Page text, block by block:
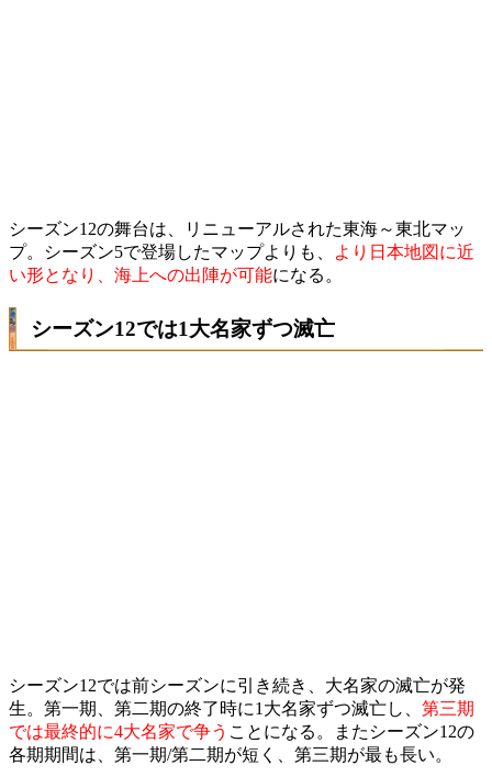
シーズン12の舞台は、リニューアルされた東海～東北マッ
プ。シーズン5で登場したマップよりも、
より日本地図に近
い形となり、海上への出陣が可能になる。
シーズン12では1大名家ずつ滅亡
シーズン12では前シーズンに引き続き、大名家の滅亡が発
生。第一期、第二期の終了時に1大名家ずつ滅亡し、 第三期
では最終的に4大名家で争う ことになる。またシーズン12の
各期期間は、第一期/第二期が短く、第三期が最も長い。